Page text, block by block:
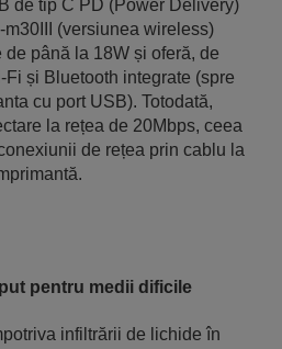
de tip C PD (Power Delivery)
m30III (versiunea wireless)
până la 18W și oferă, de
și Bluetooth integrate (spre
cu port USB). Totodată,
la rețea de 20Mbps, ceea
de rețea prin cablu la
pentru medii dificile
infiltrării de lichide în